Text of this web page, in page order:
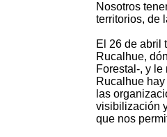
Nosotros
territorios, de
El 26 de abril
Rucalhue,
Forestal-, y
Rucalhue
las
visibilización
que nos